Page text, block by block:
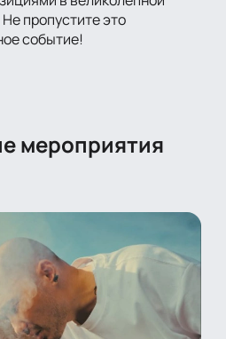
пропустите это
событие!
мероприятия